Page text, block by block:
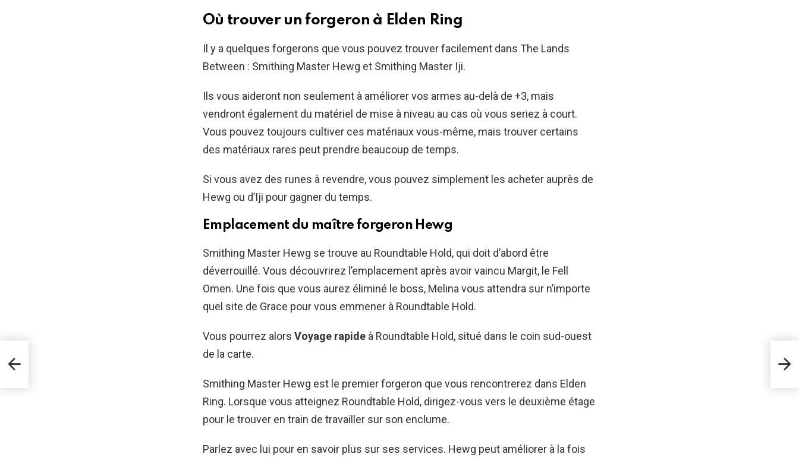
Où trouver un forgeron à Elden Ring
Il y a quelques forgerons que vous pouvez trouver facilement dans The Lands
Between : Smithing Master Hewg et Smithing Master Iji.
Ils vous aideront non seulement à améliorer vos armes au-delà de +3, mais
vendront également du matériel de mise à niveau au cas où vous seriez à court.
Vous pouvez toujours cultiver ces matériaux vous-même, mais trouver certains
des matériaux rares peut prendre beaucoup de temps.
Si vous avez des runes à revendre, vous pouvez simplement les acheter auprès de
Hewg ou d’Iji pour gagner du temps.
Emplacement du maître forgeron Hewg
Smithing Master Hewg se trouve au Roundtable Hold, qui doit d’abord être
déverrouillé. Vous découvrirez l’emplacement après avoir vaincu Margit, le Fell
Omen. Une fois que vous aurez éliminé le boss, Melina vous attendra sur n’importe
quel site de Grace pour vous emmener à Roundtable Hold.
Vous pourrez alors Voyage rapide à Roundtable Hold, situé dans le coin sud-ouest
de la carte.
Smithing Master Hewg est le premier forgeron que vous rencontrerez dans Elden
Ring. Lorsque vous atteignez Roundtable Hold, dirigez-vous vers le deuxième étage
pour le trouver en train de travailler sur son enclume.
Parlez avec lui pour en savoir plus sur ses services. Hewg peut améliorer à la fois